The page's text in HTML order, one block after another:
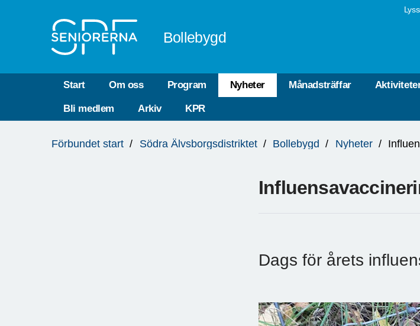
Bollebygd
Start Om oss Program Nyheter Månadsträffar
Bli medlem Arkiv KPR
är
Förbundet start Södra Älvsborgsdistriktet Bollebygd Nyheter
Dags för årets